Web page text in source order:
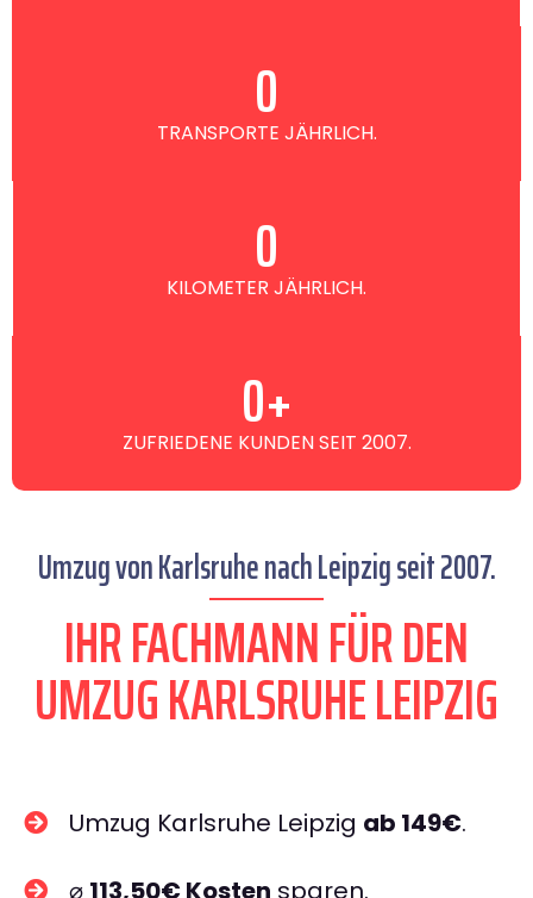
TRANSPORTE JÄHRLICH.
0
KILOMETER JÄHRLICH.
0
ZUFRIEDENE KUNDEN SEIT 2007.
0+
Umzug von Karlsruhe nach Leipzig seit 2007.
IHR FACHMANN FÜR DEN
UMZUG KARLSRUHE LEIPZIG
Umzug Karlsruhe Leipzig ab 149€.
⌀ 113,50€ Kosten sparen.